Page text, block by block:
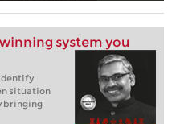
system you
situation
bringing